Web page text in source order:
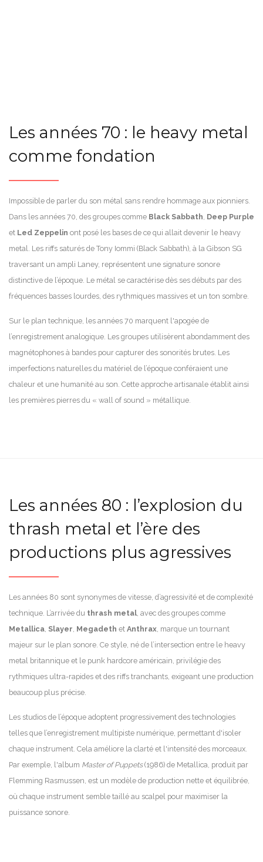
Les années 70 : le heavy metal
comme fondation
Impossible de parler du son métal sans rendre hommage aux pionniers.
Dans les années 70, des groupes comme Black Sabbath Deep Purple
et Led Zeppelin ont posé les bases de ce qui allait devenir le heavy
metal. Les riffs saturés de Tony Iommi (Black Sabbath), à la Gibson SG
traversant un ampli Laney, représentent une signature sonore
distinctive de l’époque. Le métal se caractérise dès ses débuts par des
fréquences basses lourdes, des rythmiques massives et un ton sombre.
Sur le plan technique, les années 70 marquent l'apogée de
l’enregistrement analogique. Les groupes utilisèrent abondamment des
magnétophones à bandes pour capturer des sonorités brutes. Les
imperfections naturelles du matériel de l’époque conféraient une
chaleur et une humanité au son. Cette approche artisanale établit ainsi
les premières pierres du « wall of sound » métallique.
Les années 80 : l’explosion du
thrash metal et l’ère des
productions plus agressives
Les années 80 sont synonymes de vitesse, d’agressivité et de complexité
technique. L’arrivée du thrash metal , avec des groupes comme
Metallica Slayer Megadeth et Anthrax , marque un tournant
majeur sur le plan sonore. Ce style, né de l’intersection entre le heavy
metal britannique et le punk hardcore américain, privilégie des
rythmiques ultra-rapides et des riffs tranchants, exigeant une production
beaucoup plus précise.
Les studios de l’époque adoptent progressivement des technologies
telles que l’enregistrement multipiste numérique, permettant d'isoler
chaque instrument. Cela améliore la clarté et l'intensité des morceaux.
Par exemple, l'album Master of Puppets(1986) de Metallica, produit par
Flemming Rasmussen, est un modèle de production nette et équilibrée,
où chaque instrument semble taillé au scalpel pour maximiser la
puissance sonore.